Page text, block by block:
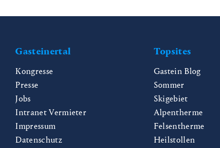
Gasteinertal
Kongresse
Presse
Jobs
Intranet Vermieter
Impressum
Datenschutz
Topsites
Gastein Blog
Sommer
Skigebiet
Alpentherme
Felsentherme
Heilstollen